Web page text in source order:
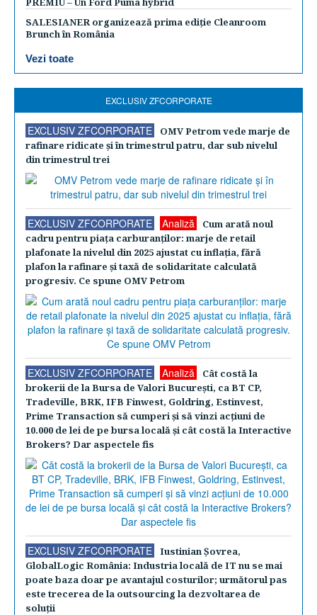
SALESIANER organizează prima ediție Cleanroom
Brunch în România
Vezi toate
EXCLUSIV ZFCORPORATE
EXCLUSIV ZFCORPORATE
OMV Petrom vede marje de
rafinare ridicate şi în trimestrul patru, dar sub nivelul
din trimestrul trei
EXCLUSIV ZFCORPORATE Analiză
Cum arată noul
cadru pentru piaţa carburanţilor: marje de retail
plafonate la nivelul din 2025 ajustat cu inflaţia, fără
plafon la rafinare şi taxă de solidaritate calculată
progresiv. Ce spune OMV Petrom
EXCLUSIV ZFCORPORATE Analiză
Cât costă la
brokerii de la Bursa de Valori Bucureşti, ca BT CP,
Tradeville, BRK, IFB Finwest, Goldring, Estinvest,
Prime Transaction să cumperi şi să vinzi acţiuni de
10.000 de lei de pe bursa locală şi cât costă la Interactive
Brokers? Dar aspectele fis
EXCLUSIV ZFCORPORATE
Iustinian Şovrea,
GlobalLogic România: Industria locală de IT nu se mai
poate baza doar pe avantajul costurilor; următorul pas
este trecerea de la outsourcing la dezvoltarea de
soluţii